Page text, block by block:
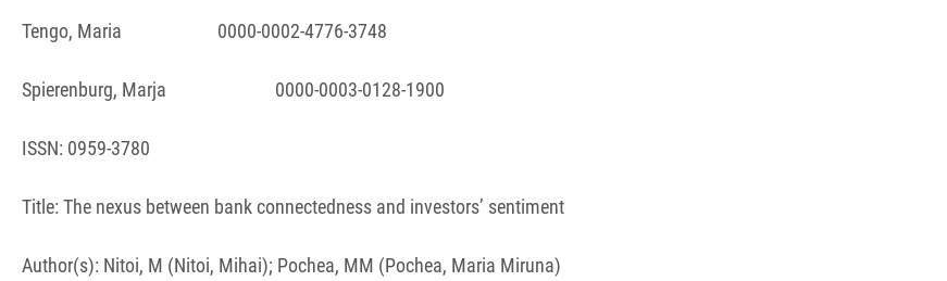
Tengo, Maria 0000-0002-4776-3748
Spierenburg, Marja 0000-0003-0128-1900
ISSN: 0959-3780
Title: The nexus between bank connectedness and investors’ sentiment
Author(s): Nitoi, M (Nitoi, Mihai); Pochea, MM (Pochea, Maria Miruna)